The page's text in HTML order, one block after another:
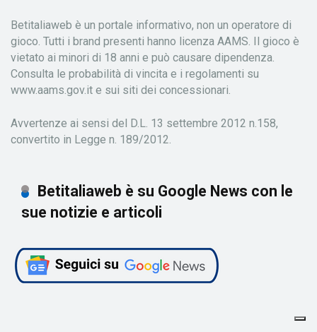
Betitaliaweb è un portale informativo, non un operatore di
gioco. Tutti i brand presenti hanno licenza AAMS. Il gioco è
vietato ai minori di 18 anni e può causare dipendenza.
Consulta le probabilità di vincita e i regolamenti su
www.aams.gov.it e sui siti dei concessionari.
Avvertenze ai sensi del D.L. 13 settembre 2012 n.158,
convertito in Legge n. 189/2012.
Betitaliaweb è su Google News con le
sue notizie e articoli